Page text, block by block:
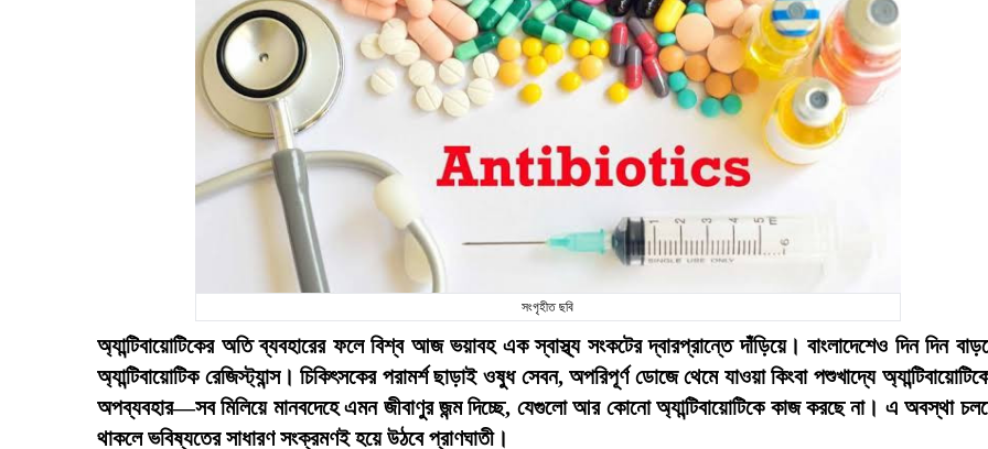
সংগৃহীত ছবি
অ্যান্টিবায়োটিকের অতি ব্যবহারের ফলে বিশ্ব আজ ভয়াবহ এক স্বাস্থ্য সংকটের দ্বারপ্রান্তে দাঁড়িয়ে। বাংলাদেশেও দিন দিন
অ্যান্টিবায়োটিক রেজিস্ট্যান্স। চিকিৎসকের পরামর্শ ছাড়াই ওষুধ সেবন, অপরিপূর্ণ ডোজে থেমে যাওয়া কিংবা পশুখাদ্যে
অপব্যবহার—সব মিলিয়ে মানবদেহে এমন জীবাণুর জন্ম দিচ্ছে, যেগুলো আর কোনো অ্যান্টিবায়োটিকে কাজ করছে না। এ অবস্থা
থাকলে ভবিষ্যতের সাধারণ সংক্রমণই হয়ে উঠবে প্রাণঘাতী।